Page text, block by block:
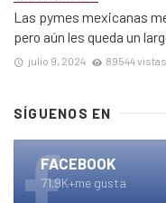
Las pymes mexicanas
pero aún les queda un
julio 9, 2024 89544 vistas
SÍGUENOS EN
FACEBOOK
71.9K+me gusta